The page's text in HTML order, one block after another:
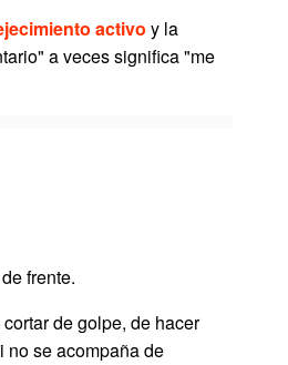
activo y la
a veces significa "me
frente.
de golpe, de hacer
no se acompaña de